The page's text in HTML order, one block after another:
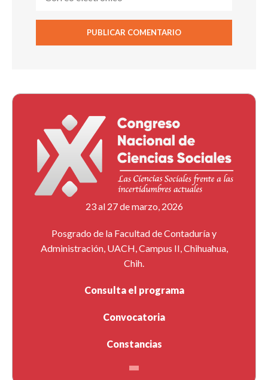
23 al 27 de marzo, 2026
Posgrado de la Facultad de Contaduría y
Administración, UACH, Campus II, Chihuahua,
Chih.
Consulta el programa
Convocatoria
Constancias